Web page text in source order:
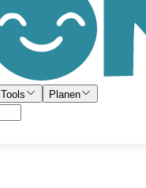
Tools Planen